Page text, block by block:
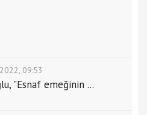
09:53
"Esnaf emeğinin ...